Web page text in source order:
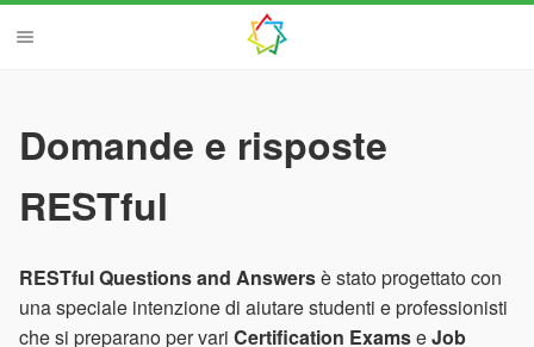
Domande e risposte
RESTful
RESTful Questions and Answersè stato progettato con
una speciale intenzione di aiutare studenti e professionisti
che si preparano per vari Certification ExamseJob